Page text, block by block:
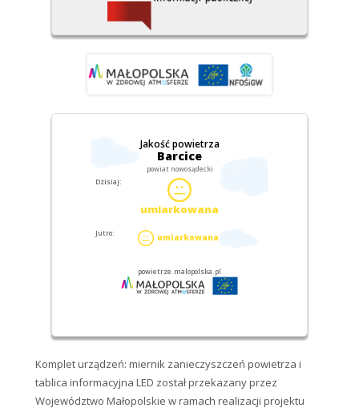
Komplet urządzeń: miernik zanieczyszczeń powietrza i
tablica informacyjna LED został przekazany przez
Województwo Małopolskie w ramach realizacji projektu